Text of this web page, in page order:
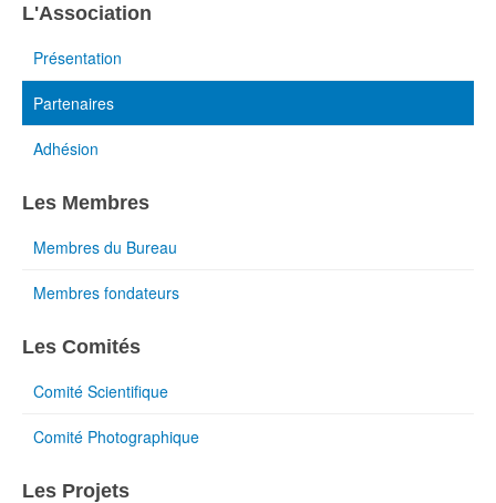
L'Association
Présentation
Partenaires
Adhésion
Les Membres
Membres du Bureau
Membres fondateurs
Les Comités
Comité Scientifique
Comité Photographique
Les Projets